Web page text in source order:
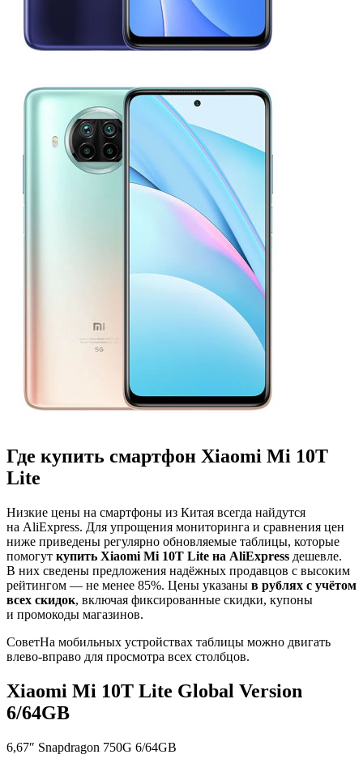
Где купить смартфон Xiaomi Mi 10T
Lite
Низкие цены на смартфоны из Китая всегда найдутся
на AliExpress. Для упрощения мониторинга и сравнения цен
ниже приведены регулярно обновляемые таблицы, которые
помогут купить Xiaomi Mi 10T Lite на AliExpress дешевле.
В них сведены предложения надёжных продавцов с высоким
рейтингом — не менее 85%. Цены указаны в рублях с учётом
всех скидок, включая фиксированные скидки, купоны
и промокоды магазинов.
СоветНа мобильных устройствах таблицы можно двигать
влево-вправо для просмотра всех столбцов.
Xiaomi Mi 10T Lite Global Version
6/64GB
6,67″ Snapdragon 750G 6/64GB